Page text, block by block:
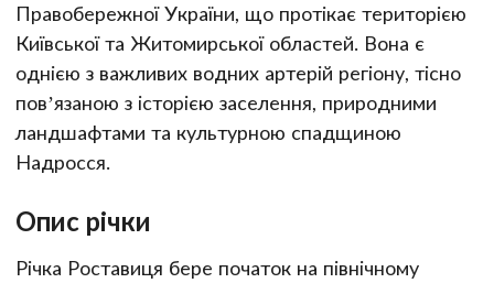
Правобережної України, що протікає територією
Київської та Житомирської областей. Вона є
однією з важливих водних артерій регіону, тісно
пов’язаною з історією заселення, природними
ландшафтами та культурною спадщиною
Надросся.
Опис річки
Річка Роставиця бере початок на північному